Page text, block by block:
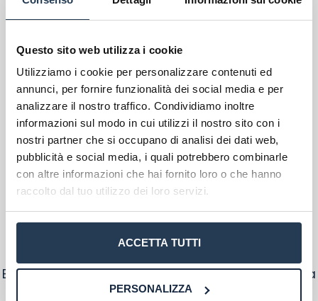
Questo sito web utilizza i cookie
Utilizziamo i cookie per personalizzare contenuti ed
annunci, per fornire funzionalità dei social media e per
analizzare il nostro traffico. Condividiamo inoltre
informazioni sul modo in cui utilizzi il nostro sito con i
nostri partner che si occupano di analisi dei dati web,
pubblicità e social media, i quali potrebbero combinarle
con altre informazioni che hai fornito loro o che hanno
raccolto dal tuo utilizzo dei loro servizi.
ACCETTA TUTTI
PERSONALIZZA
Ho letto e acconsento l'informativasulla privacy
per finalità di marketing diretto con modalità
automatizzate o tradizionali
Scegli il meglio PER TE
Troverai rapidamenteil migliore
corso di laurea per le tue esigenze
grazie alla nostra conoscenza
approfondita di TUTTI gli atenei
telematici
Più di 200.000 studenti si sono già
rivolti a noi
Ecco cosa dice chi si è iscritto a un corso di laurea
online con il nostro supporto: